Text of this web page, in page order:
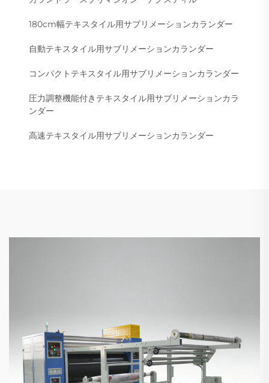
180cm幅テキスタイル用サブリメーションカランダー
自動テキスタイル用サブリメーションカランダー
コンパクトテキスタイル用サブリメーションカランダー
圧力調整機能付きテキスタイル用サブリメーションカラ
ンダー
高速テキスタイル用サブリメーションカランダー